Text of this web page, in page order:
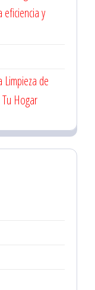
y
de
Hogar